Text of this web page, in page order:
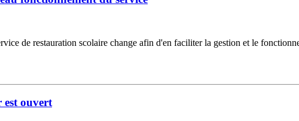
de restauration scolaire change afin d'en faciliter la gestion et le
ouvert